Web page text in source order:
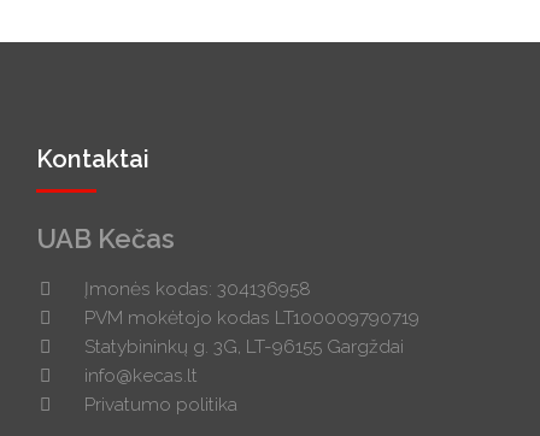
Kontaktai
UAB Kečas
Įmonės kodas: 304136958
PVM mokėtojo kodas LT100009790719
Statybininkų g. 3G, LT-96155 Gargždai
info@kecas.lt
Privatumo politika